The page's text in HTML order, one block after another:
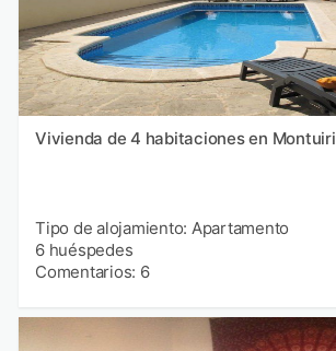
Vivienda de 4 habitaciones en Montuiri
Tipo de alojamiento: Apartamento
6 huéspedes
Comentarios: 6